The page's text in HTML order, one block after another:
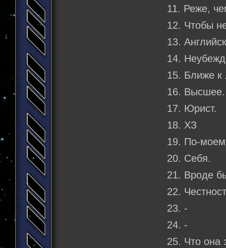
11. Реже,
12. Чтобы
13.
14.
15. Ближе к
16.
17. Юрист.
18. ХЗ
19. По-
20. Себя.
21. Вроде
22.
23. -
24. -
25. Что она